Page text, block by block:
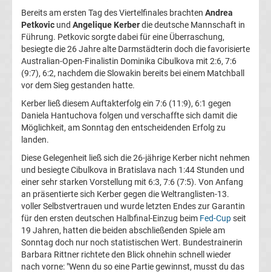
Deutscher
Tennis
Bund
Tennis
heute
live
TV
Top-
Aktuell
Bundesliga
Bereits am ersten Tag des Viertelfinales brachten Andrea
Petkovic und Angelique Kerberdie deutsche Mannschaft in
Führung. Petkovic sorgte dabei für eine Überraschung,
besiegte die 26 Jahre alte Darmstädterin doch die favorisierte
Australian-Open-Finalistin Dominika Cibulkova mit 2:6, 7:6
(9:7), 6:2, nachdem die Slowakin bereits bei einem Matchball
vor dem Sieg gestanden hatte.
Kerber ließ diesem Auftakterfolg ein 7:6 (11:9), 6:1 gegen
Daniela Hantuchova folgen und verschaffte sich damit die
Möglichkeit, am Sonntag den entscheidenden Erfolg zu
landen.
Diese Gelegenheit ließ sich die 26-jährige Kerber nicht nehmen
und besiegte Cibulkova in Bratislava nach 1:44 Stunden und
einer sehr starken Vorstellung mit 6:3, 7:6 (7:5). Von Anfang
an präsentierte sich Kerber gegen die Weltranglisten-13.
voller Selbstvertrauen und wurde letzten Endes zur Garantin
für den ersten deutschen Halbfinal-Einzug beim Fed-Cupseit
19 Jahren, hatten die beiden abschließenden Spiele am
Sonntag doch nur noch statistischen Wert. Bundestrainerin
Barbara Rittner richtete den Blick ohnehin schnell wieder
nach vorne: "Wenn du so eine Partie gewinnst, musst du das